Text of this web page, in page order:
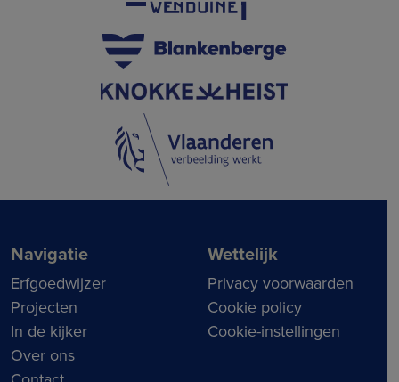
Navigatie
Erfgoedwijzer
Projecten
In de kijker
Over ons
Wettelijk
Privacy voorwaarden
Cookie policy
Cookie-instellingen